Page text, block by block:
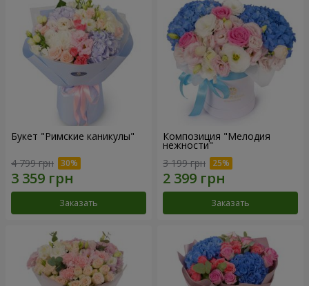
Букет "Римские каникулы"
4 799 грн
Заказать
Композиция "Мелодия
нежности"
3 199 грн
Заказать